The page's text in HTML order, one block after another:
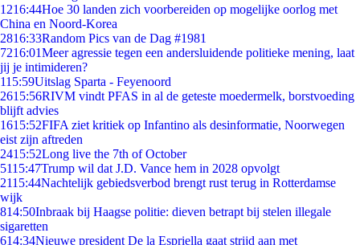
1216:44Hoe 30 landen zich voorbereiden op mogelijke oorlog met
China en Noord-Korea
2816:33Random Pics van de Dag #1981
7216:01Meer agressie tegen een andersluidende politieke mening, laat
jij je intimideren?
115:59Uitslag Sparta - Feyenoord
2615:56RIVM vindt PFAS in al de geteste moedermelk, borstvoeding
blijft advies
1615:52FIFA ziet kritiek op Infantino als desinformatie, Noorwegen
eist zijn aftreden
2415:52Long live the 7th of October
5115:47Trump wil dat J.D. Vance hem in 2028 opvolgt
2115:44Nachtelijk gebiedsverbod brengt rust terug in Rotterdamse
wijk
814:50Inbraak bij Haagse politie: dieven betrapt bij stelen illegale
sigaretten
614:34Nieuwe president De la Espriella gaat strijd aan met